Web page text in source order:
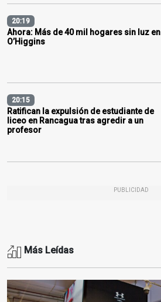
20:19
Ahora: Más de 40 mil hogares sin luz en
O’Higgins
20:15
Ratifican la expulsión de estudiante de
liceo en Rancagua tras agredir a un
profesor
PUBLICIDAD
Más Leídas